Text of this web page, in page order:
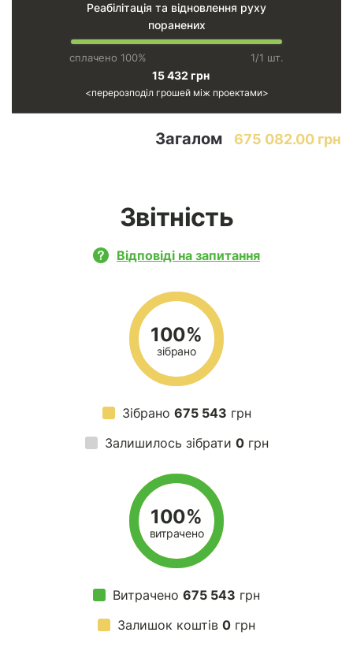
Реабілітація та відновлення руху
поранених
сплачено 100% 1/1 шт.
15 432 грн
перерозподіл грошей між проектами
Загалом 675 082.00 грн
Звітність
Відповіді на запитання
100%
зібрано
Зібрано 675 543 грн
Залишилось зібрати 0грн
100%
витрачено
Витрачено 675 543 грн
Залишок коштів 0 грн